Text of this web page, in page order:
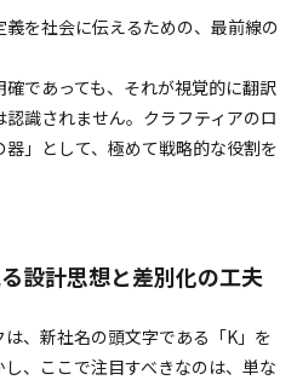
を社会に伝えるための、最前線の
であっても、それが視覚的に翻訳
識されません。クラフティアのロ
」として、極めて戦略的な役割を
設計思想と差別化の工夫
、新社名の頭文字である「K」を
、ここで注目すべきなのは、単な